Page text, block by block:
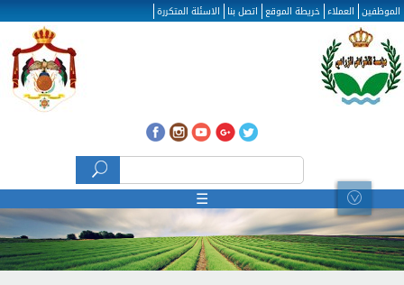
تجاوز إلى المحتوى الرئيسي
الموظفين العملاء خريطة الموقع اتصل بنا الاسئلة المتكررة
☰